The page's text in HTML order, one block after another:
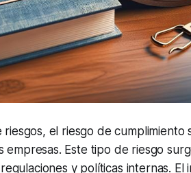
riesgos, el riesgo de cumplimiento
empresas. Este tipo de riesgo
y políticas internas. El